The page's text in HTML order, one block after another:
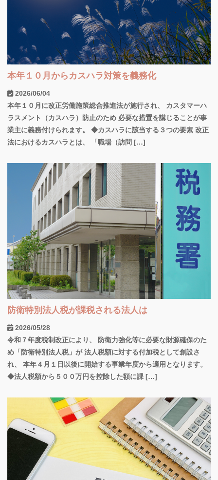
本年１０月からカスハラ対策を義務化
2026/06/04
本年１０月に改正労働施策総合推進法が施行され、 カスタマーハ
ラスメント（カスハラ）防止のため 必要な措置を講じることが事
業主に義務付けられます。 ◆カスハラに該当する３つの要素 改正
法におけるカスハラとは、 「職場（訪問 […]
防衛特別法人税が課税される法人は
2026/05/28
令和７年度税制改正により、 防衛力強化等に必要な財源確保のた
め「防衛特別法人税」が 法人税額に対する付加税として創設さ
れ、 本年４月１日以後に開始する事業年度から適用となります。
◆法人税額から５００万円を控除した額に課 […]